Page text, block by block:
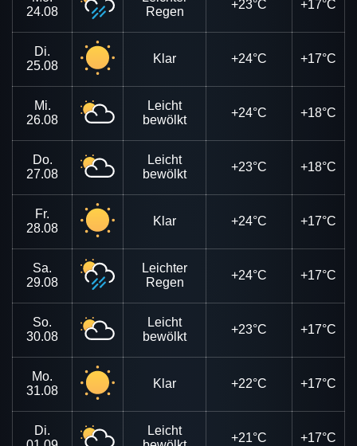
24.08
Regen
+23°C +17°C
Di.
25.08
Klar +24°C +17°C
Mi.
26.08
Leicht
bewölkt
+24°C +18°C
Do.
27.08
Leicht
bewölkt
+23°C +18°C
Fr.
28.08
Klar +24°C +17°C
Sa.
29.08
Leichter
Regen
+24°C +17°C
So.
30.08
Leicht
bewölkt
+23°C +17°C
Mo.
31.08
Klar +22°C +17°C
Di.
Leicht
+21°C +17°C